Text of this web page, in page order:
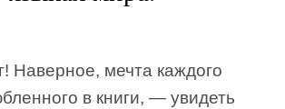
Наверное, мечта каждого
в книги, — увидеть